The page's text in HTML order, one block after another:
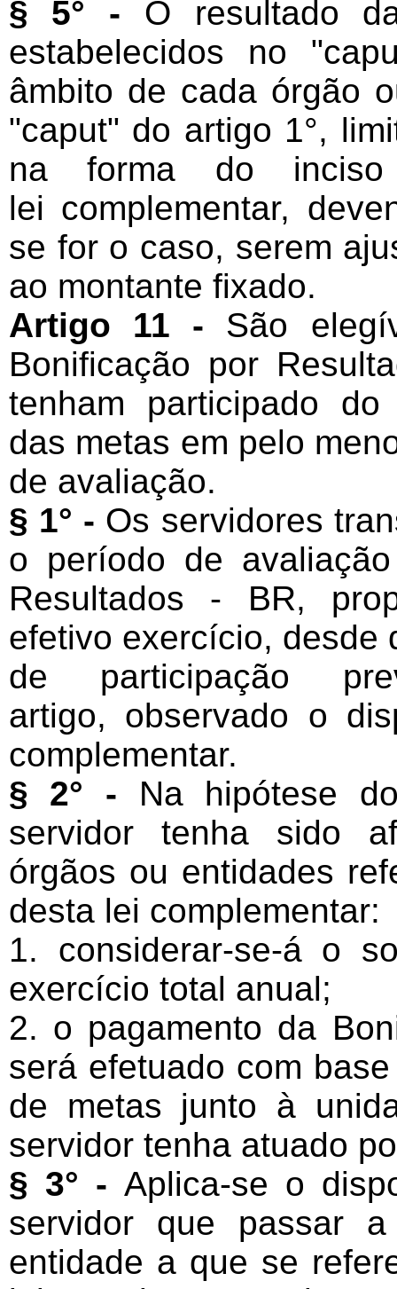
§ 5° - O resultado
estabelecidos no
âmbito de cada órgão
"caput" do artigo 1°,
na forma do
lei complementar,
se for o caso, serem
ao montante fixado.
Artigo 11 - São
Bonificação por
tenham participado
das metas em pelo
de avaliação.
§ 1° - Os servidores
o período de
Resultados - BR,
efetivo exercício, desde
de participação
artigo, observado o
complementar.
§ 2° - Na hipótese
servidor tenha sido
órgãos ou entidades
desta lei complementar:
1. considerar-se-á o
exercício total anual;
2. o pagamento da
será efetuado com
de metas junto à
servidor tenha atuado
§ 3° -Aplica-se o
servidor que passar
entidade a que se